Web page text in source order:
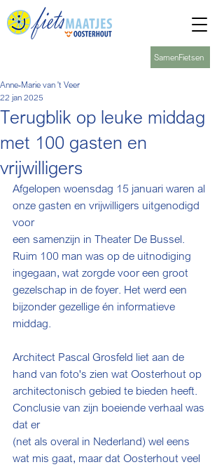
SamenFietsen
Terugblik op leuke middag
met 100 gasten en
vrijwilligers
Anne-Marie van 't Veer
22 jan 2025
Afgelopen woensdag 15 januari waren al
onze gasten en vrijwilligers uitgenodigd
voor
een samenzijn in Theater De Bussel.
Ruim 100 man was op de uitnodiging
ingegaan, wat zorgde voor een groot
gezelschap in de foyer. Het werd een
bijzonder gezellige én informatieve
middag.
Architect Pascal Grosfeld liet aan de
hand van foto's zien wat Oosterhout op
architectonisch gebied te bieden heeft.
Conclusie van zijn boeiende verhaal was
dat er
(net als overal in Nederland) wel eens
wat mis gaat, maar dat Oosterhout veel